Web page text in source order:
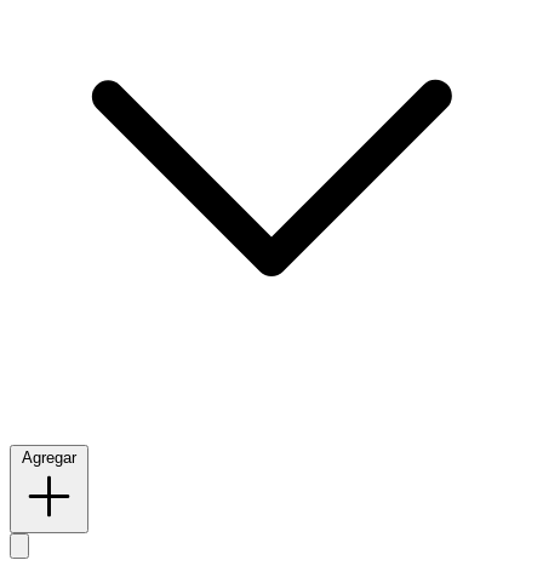
Agregar